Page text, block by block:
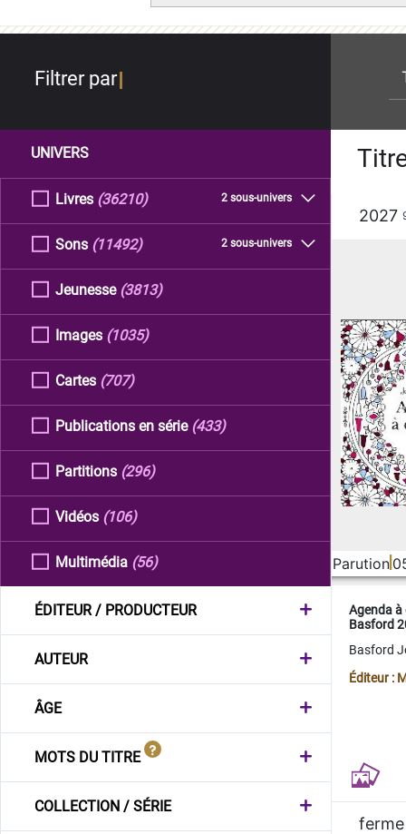
Filtrer par
UNIVERS
Livres 2 sous-univers
(36210)
Sons 2 sous-univers
(11492)
Jeunesse (3813)
Images (1035)
Cartes (707)
Publications en série (433)
Partitions (296)
Vidéos (106)
Multimédia (56)
ÉDITEUR / PRODUCTEUR
AUTEUR
ÂGE
MOTS DU TITRE
COLLECTION / SÉRIE
2027
Parution
Agenda
Basford
Basford
Éditeur :
ferme